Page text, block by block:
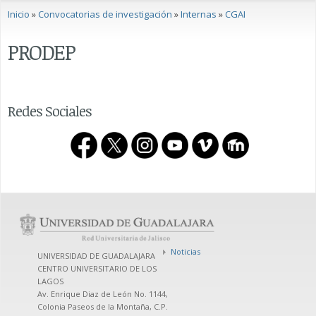
Se encuentra usted aquí
Inicio »Convocatorias de investigación »Internas »CGAI
PRODEP
Redes Sociales
UNIVERSIDAD DE GUADALAJARA
CENTRO UNIVERSITARIO DE LOS
LAGOS
Av. Enrique Diaz de León No. 1144,
Colonia Paseos de la Montaña, C.P.
Noticias